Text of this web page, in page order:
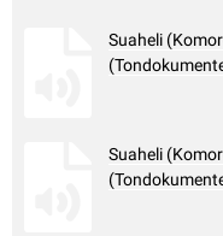
Suaheli
Suaheli